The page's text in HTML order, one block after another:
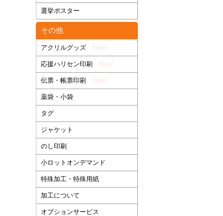
選挙ポスター
その他
アクリルグッズ New!
応援ハリセン印刷 New!
伝票・帳票印刷 New!
薬袋・小袋
タグ
ジャケット
のし印刷
小ロットオンデマンド
特殊加工・特殊用紙
加工について
オプションサービス